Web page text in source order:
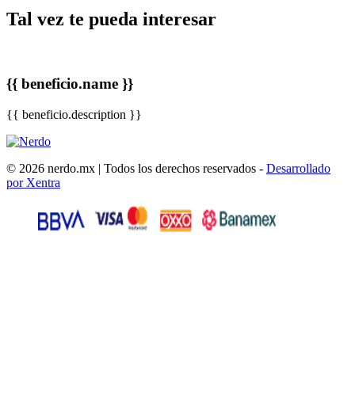
Tal vez te pueda interesar
{{ beneficio.name }}
{{ beneficio.description }}
© 2026 nerdo.mx | Todos los derechos reservados - Desarrollado
por Xentra